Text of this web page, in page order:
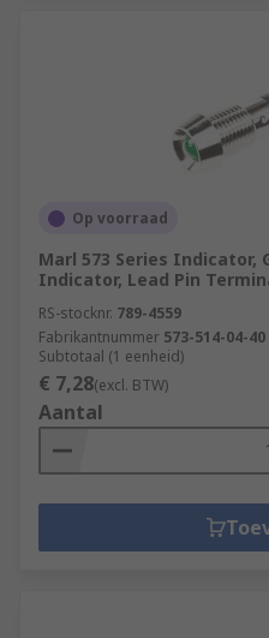
Op voorraad
Marl 573 Series Indicator,
Indicator, Lead Pin
RS-stocknr. 789-4559
Fabrikantnummer 573-514-04-40
Subtotaal (1 eenheid)
€ 7,28(excl. BTW)
Aantal